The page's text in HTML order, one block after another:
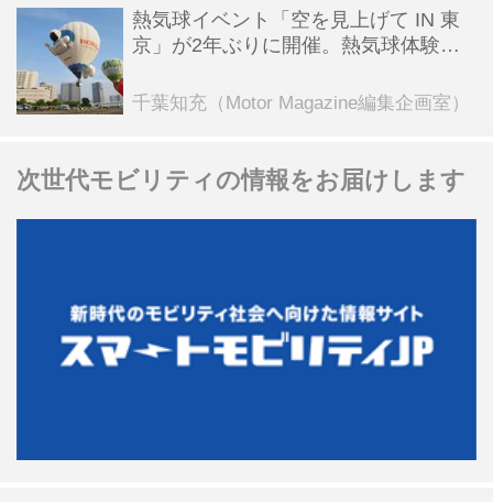
熱気球イベント「空を見上げて IN 東
京」が2年ぶりに開催。熱気球体験搭
ンテンツも
千葉知充（Motor Magazine編集企画室）
次世代モビリティの情報をお届けします